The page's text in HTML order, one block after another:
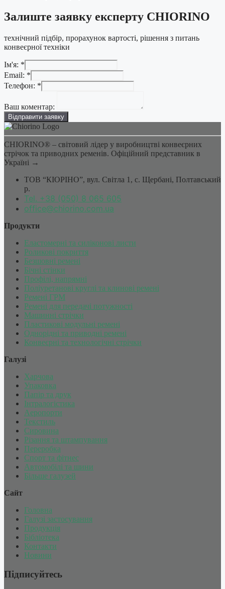
Залиште заявку експерту CHIORINO
технічний підбір, прорахунок вартості, рішення з питань
конвеєрної техніки
Телефон:
Email:
Ім'я: *
Email: *
Телефон: *
Ваш коментар:
Відправити заявку
CHIORINO® – світовий лідер у виробництві конвеєрних
стрічок та приводних ременів. Офіційний представник в
Україні →
ТОВ “КІОРІНО”, вул. Світла 1, c. Щербані, Полтавський
р.
Tel. +38 (050) 8 065 605
office@chiorino.com.ua
Продукти
Еластомерні та силіконові листи
Роликові покриття
Безшовні ремені
Бічні стінки
Профілі, напрямні
Поліуретанові круглі та клинові ремені
Ремені ГРМ
Ремені для передачі потужності
Машинні стрічки
Пластикові модульні ремені
Однорідні та приводні ремені
Конвеєрні та технологічні стрічки
Галузі
Харчова
Упаковка
Папір та друк
Інтралогістика
Аеропорти
Текстиль
Сировина
Різання та штампування
Переробка
Спорт та фітнес
Автомобілі та шини
Більше галузей
Сайт
Головна
Галузі застосування
Продукція
Бібліотека
Контакти
Новини
Підписуйтесь